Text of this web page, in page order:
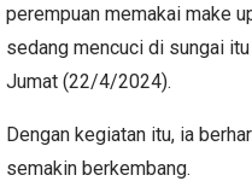
perempuan memakai make
sedang mencuci di sungai
Jumat (22/4/2024).
Dengan kegiatan itu, ia
semakin berkembang.